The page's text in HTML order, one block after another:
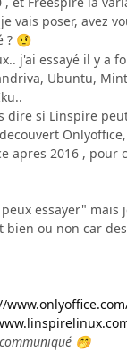
vais poser, avez
? 🤨
j'ai essayé il y a
Ubuntu,
dire si Linspire
apres 2016 , pour
essayer" mais
bien ou non car
🤭